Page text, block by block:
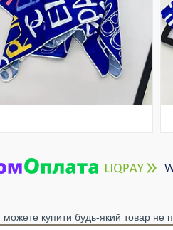
можете купити будь-який товар не